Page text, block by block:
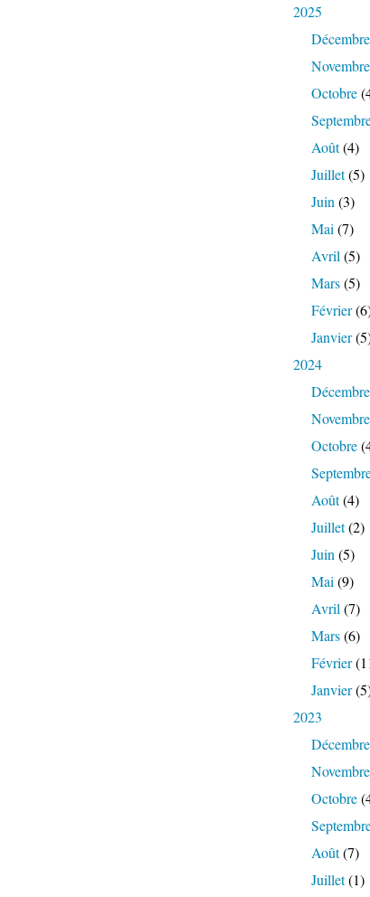
2025
Décembre
Novembre
Octobre
Août(4)
Juillet(5)
Juin (3)
Mai (7)
Avril (5)
Mars(5)
Février
Janvier
2024
Décembre
Novembre
Octobre
Août(4)
Juillet(2)
Juin (5)
Mai (9)
Avril (7)
Mars(6)
Février
Janvier
2023
Décembre
Novembre
Octobre
Août(7)
Juillet(1)